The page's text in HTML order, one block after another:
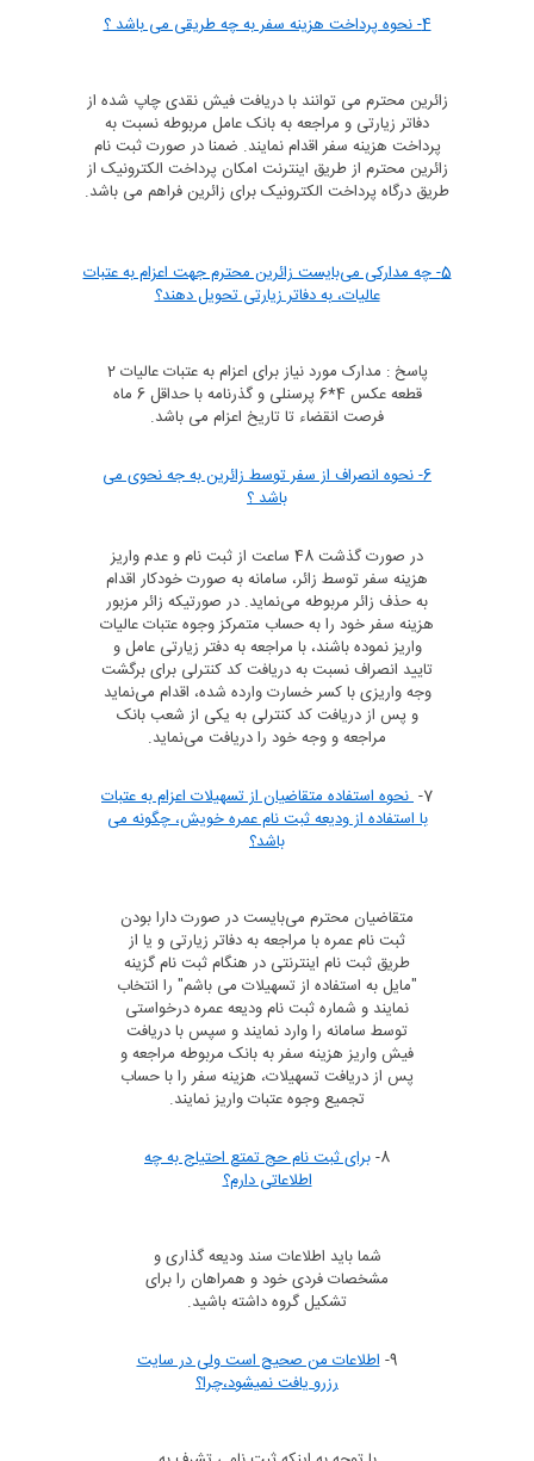
4- نحوه پرداخت هزینه سفر به چه طریقی می باشد ؟
زائرین محترم می توانند با دریافت فیش نقدی چاپ شده از
دفاتر زیارتی و مراجعه به بانک عامل مربوطه نسبت به
پرداخت هزینه سفر اقدام نمایند. ضمنا در صورت ثبت نام
زائرین محترم از طریق اینترنت امکان پرداخت الکترونیک از
طریق درگاه پرداخت الکترونیک برای زائرین فراهم می باشد.
5- چه مدارکی می‌بایست زائرین محترم جهت اعزام به عتبات
عالیات، به دفاتر زیارتی تحویل دهند؟
پاسخ : مدارک مورد نیاز برای اعزام به عتبات عالیات 2
قطعه عکس 4*6 پرسنلی و گذرنامه با حداقل 6 ماه
فرصت انقضاء تا تاریخ اعزام می باشد.
6- نحوه انصراف از سفر توسط زائرین به جه نحوی می
باشد ؟
در صورت گذشت 48 ساعت از ثبت نام و عدم واریز
هزینه سفر توسط زائر، سامانه به صورت خودکار اقدام
به حذف زائر مربوطه می‌نماید. در صورتیکه زائر مزبور
هزینه سفر خود را به حساب متمرکز وجوه عتبات عالیات
واریز نموده باشند، با مراجعه به دفتر زیارتی عامل و
تایید انصراف نسبت به دریافت کد کنترلی برای برگشت
وجه واریزی با کسر خسارت وارده شده، اقدام می‌نماید
و پس از دریافت کد کنترلی به یکی از شعب بانک
مراجعه و وجه خود را دریافت می‌نماید.
7- نحوه استفاده متقاضیان از تسهیلات اعزام به عتبات
با استفاده از ودیعه ثبت نام عمره خویش، چگونه می
باشد؟
متقاضیان محترم می‌بایست در صورت دارا بودن
ثبت نام عمره با مراجعه به دفاتر زیارتی و یا از
طریق ثبت نام اینترنتی در هنگام ثبت نام گزینه
"مایل به استفاده از تسهیلات می باشم" را انتخاب
نمایند و شماره ثبت نام ودیعه عمره درخواستی
توسط سامانه را وارد نمایند و سپس با دریافت
فیش واریز هزینه سفر به بانک مربوطه مراجعه و
پس از دریافت تسهیلات، هزینه سفر را با حساب
تجمیع وجوه عتبات واریز نمایند.
8- برای ثبت نام حج تمتع احتیاج به چه
اطلاعاتی دارم؟
شما باید اطلاعات سند ودیعه گذاری و
مشخصات فردی خود و همراهان را برای
تشکیل گروه داشته باشید.
9- اطلاعات من صحیح است ولی در سایت
رزرو یافت نمیشود،چرا؟